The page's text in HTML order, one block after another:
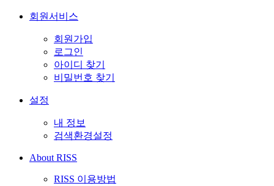
회원서비스
회원가입
로그인
아이디 찾기
비밀번호 찾기
설정
내 정보
검색환경설정
About RISS
RISS 이용방법